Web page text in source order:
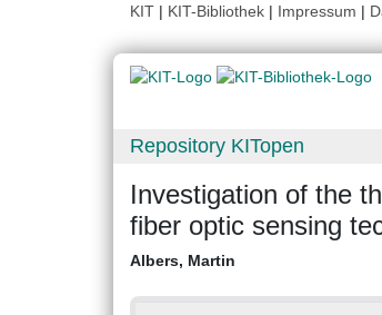
KIT | KIT-Bibliothek | Impressum |
Repository KITopen
Investigation of the
fiber optic sensing
Albers, Martin